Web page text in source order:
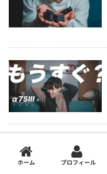
ホーム プロフィール